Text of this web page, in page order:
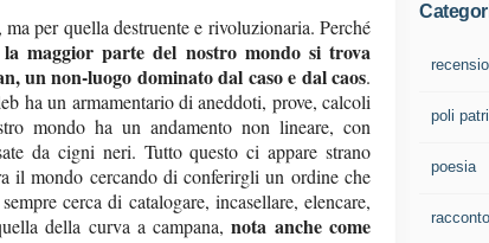
per quella destruente e rivoluzionaria. Perché
la maggior parte del nostro mondo si trova
un non-luogo dominato dal caso e dal caos.
ha un armamentario di aneddoti, prove, calcoli
mondo ha un andamento non lineare, con
da cigni neri. Tutto questo ci appare strano
il mondo cercando di conferirgli un ordine che
cerca di catalogare, incasellare, elencare,
della curva a campana,nota anche come
poli
poesia
racconto